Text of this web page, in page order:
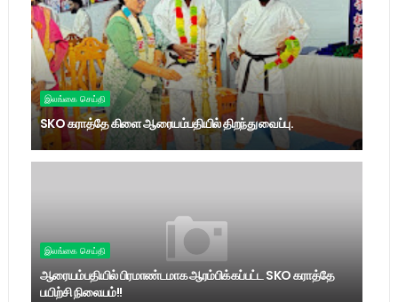
இலங்கை செய்தி
SKO கராத்தே கிளை ஆரையம்பதியில் திறந்து வைப்பு.
இலங்கை செய்தி
ஆரையம்பதியில் பிரமாண்டமாக ஆரம்பிக்கப்பட்ட SKO கராத்தே
பயிற்சி நிலையம்!!